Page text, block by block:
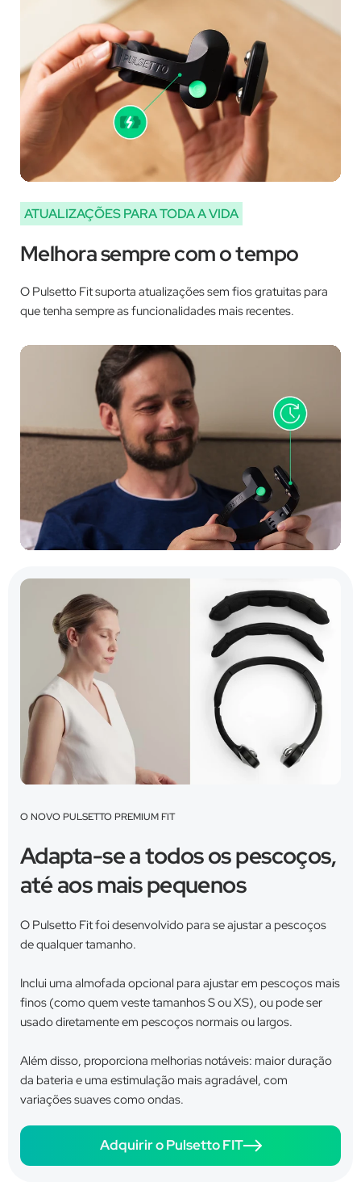
ATUALIZAÇÕES PARA TODA A VIDA
Melhora sempre com o tempo
O Pulsetto Fit suporta atualizações sem fios gratuitas para
que tenha sempre as funcionalidades mais recentes.
O NOVO PULSETTO PREMIUM FIT
Adapta-se a todos os pescoços,
até aos mais pequenos
O Pulsetto Fit foi desenvolvido para se ajustar a pescoços
de qualquer tamanho.
Inclui uma almofada opcional para ajustar em pescoços mais
finos (como quem veste tamanhos S ou XS), ou pode ser
usado diretamente em pescoços normais ou largos.
Além disso, proporciona melhorias notáveis: maior duração
da bateria e uma estimulação mais agradável, com
variações suaves como ondas.
Adquirir o Pulsetto FIT